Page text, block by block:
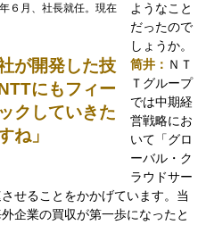
６月、社長就任。現在
社が開発した技
にもフィー
クしていきた
ね」
ようなこと
だったので
しょうか。
筒井： ＮＴ
Ｔグループ
では中期経
営戦略にお
いて「グロ
ーバル・ク
ラウドサー
せることをかかげています。当
企業の買収が第一歩になったと